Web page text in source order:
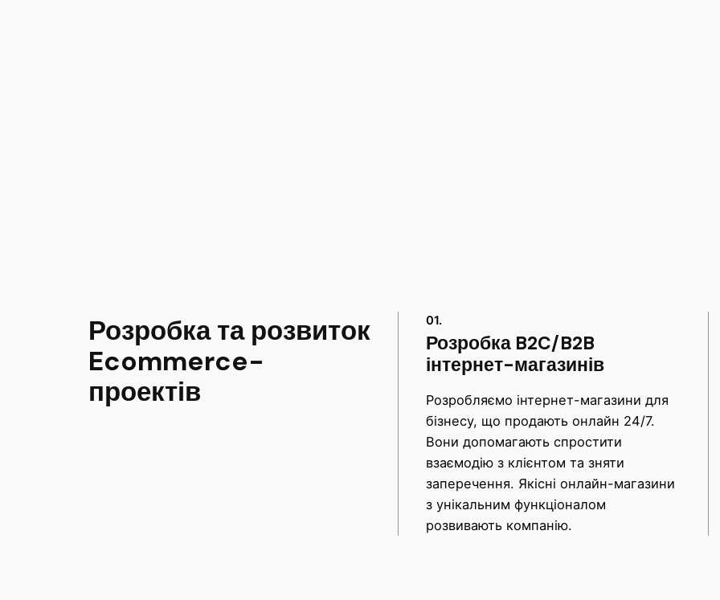
Розробка та розвиток
Ecommerce-
проектів
01.
Розробка B2C/B2B
інтернет-магазинів
Розробляємо інтернет-магазини для
бізнесу, що продають онлайн 24/7.
Вони допомагають спростити
взаємодію з клієнтом та зняти
заперечення. Якісні онлайн-магазини
з унікальним функціоналом
розвивають компанію.